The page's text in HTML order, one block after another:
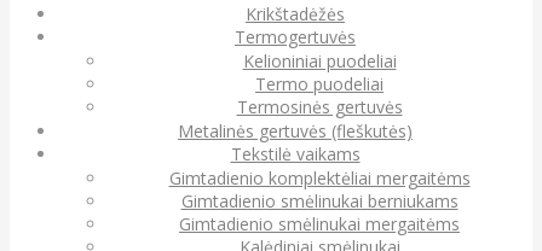
Krikštadėžės
Termogertuvės
Kelioniniai puodeliai
Termo puodeliai
Termosinės gertuvės
Metalinės gertuvės (fleškutės)
Tekstilė vaikams
Gimtadienio komplektėliai mergaitėms
Gimtadienio smėlinukai berniukams
Gimtadienio smėlinukai mergaitėms
Kalėdiniai smėlinukai